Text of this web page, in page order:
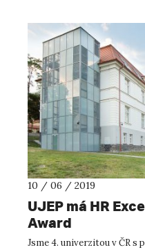
10 / 06 / 2019
UJEP má HR
Award
Jsme 4. univerzitou v ČR